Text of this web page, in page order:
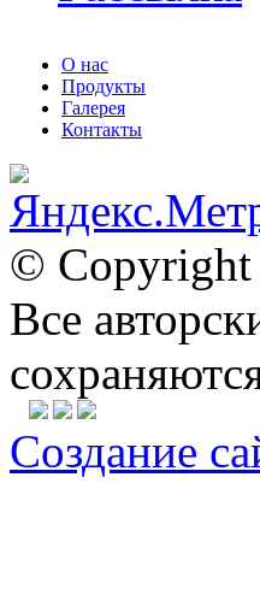
О нас
Продукты
Галерея
Контакты
© Copyright
Все
Создание